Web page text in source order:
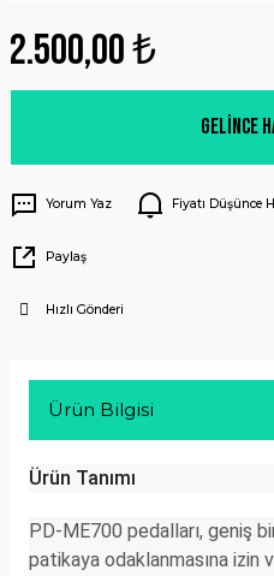
2.500,00 ₺
Gelince
Yorum Yaz Fiyatı Düşünce
Paylaş
Hızlı Gönderi
Ürün Bilgisi
Ürün Tanımı
PD-ME700 pedalları, geniş
patikaya odaklanmasına izin